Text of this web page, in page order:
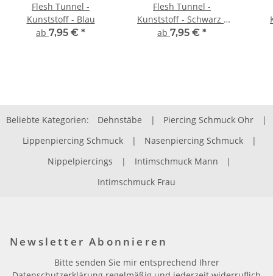
Flesh Tunnel -
Kunststoff - Blau
ab 7,95 € *
Flesh Tunnel -
Kunststoff - Schwarz -
Kristall
ab 7,95 € *
Beliebte Kategorien: Dehnstäbe | Piercing Schmuck Ohr
|
Lippenpiercing Schmuck
| Nasenpiercing Schmuck
|
Nippelpiercings
| Intimschmuck Mann
|
Intimschmuck Frau
Newsletter Abonnieren
Bitte senden Sie mir entsprechend Ihrer